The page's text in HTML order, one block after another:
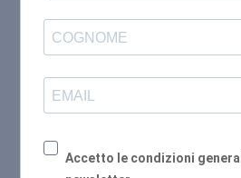
Accetto le condizioni